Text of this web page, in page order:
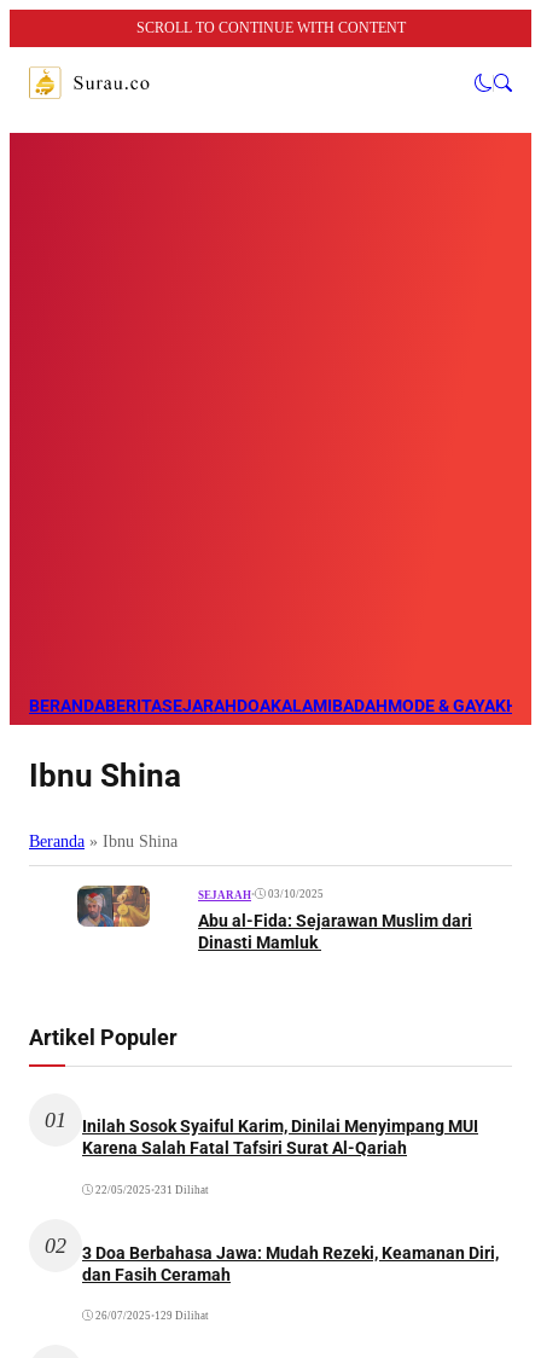
SCROLL TO CONTINUE WITH CONTENT
BERANDABERITASEJARAHDOAKALAMIBADAHMODE & GAYA
Ibnu Shina
Beranda » Ibnu Shina
SEJARAH• 03/10/2025
Abu al-Fida: Sejarawan Muslim dari
Dinasti Mamluk
Artikel Populer
01
Inilah Sosok Syaiful Karim, Dinilai Menyimpang MUI
Karena Salah Fatal Tafsiri Surat Al-Qariah
22/05/2025 •231 Dilihat
02
3 Doa Berbahasa Jawa: Mudah Rezeki, Keamanan Diri,
dan Fasih Ceramah
26/07/2025 •129 Dilihat